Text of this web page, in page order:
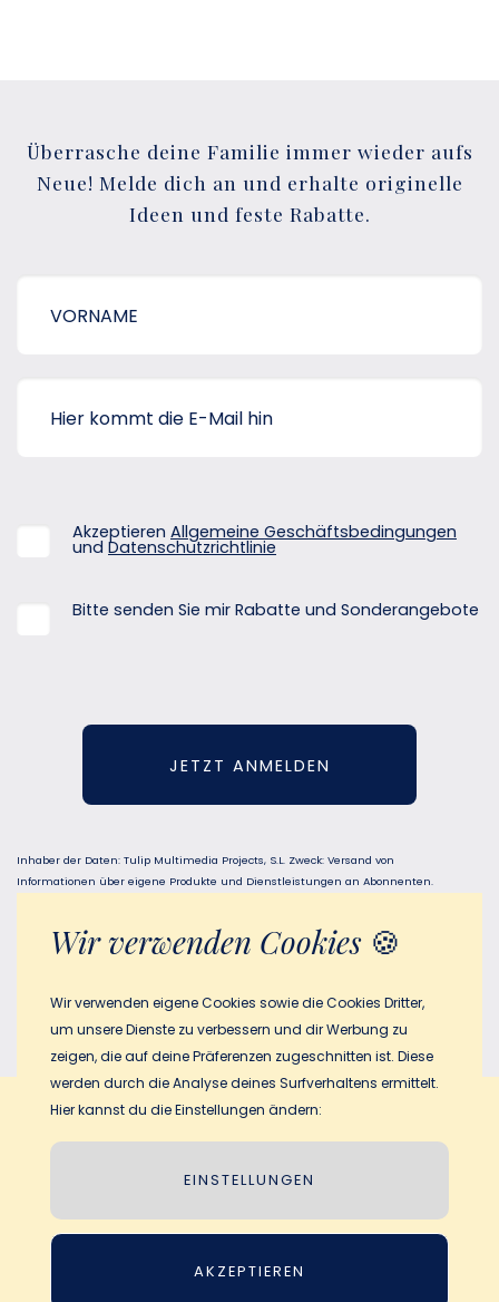
Überrasche deine Familie immer wieder aufs
Neue! Melde dich an und erhalte originelle
Ideen und feste Rabatte.
Akzeptieren Allgemeine Geschäftsbedingungen
und Datenschutzrichtlinie
Bitte senden Sie mir Rabatte und Sonderangebote
Inhaber der Daten: Tulip Multimedia Projects, S.L. Zweck: Versand von
Informationen über eigene Produkte und Dienstleistungen an Abonnenten.
weitere Rechte, wie in den Zusatzinformationen erläutert. Zusätzliche und
Cookie-Richtline
Wir verwenden Cookies 🍪
Wir verwenden eigene Cookies sowie die Cookies Dritter,
um unsere Dienste zu verbessern und dir Werbung zu
zeigen, die auf deine Präferenzen zugeschnitten ist. Diese
werden durch die Analyse deines Surfverhaltens ermittelt.
Hier kannst du die Einstellungen ändern:
EINSTELLUNGEN
AKZEPTIEREN